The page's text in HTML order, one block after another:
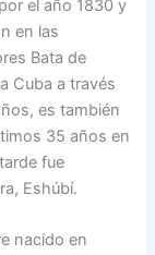
el año 1830 y
en las
Bata de
Cuba a través
es también
35 años en
fue
Eshúbí.
nacido en